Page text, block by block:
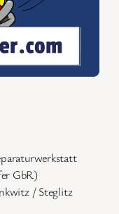
GbR)
/ Steglitz